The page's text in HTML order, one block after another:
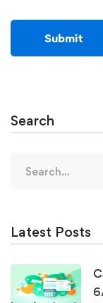
Search
for:
Latest Posts